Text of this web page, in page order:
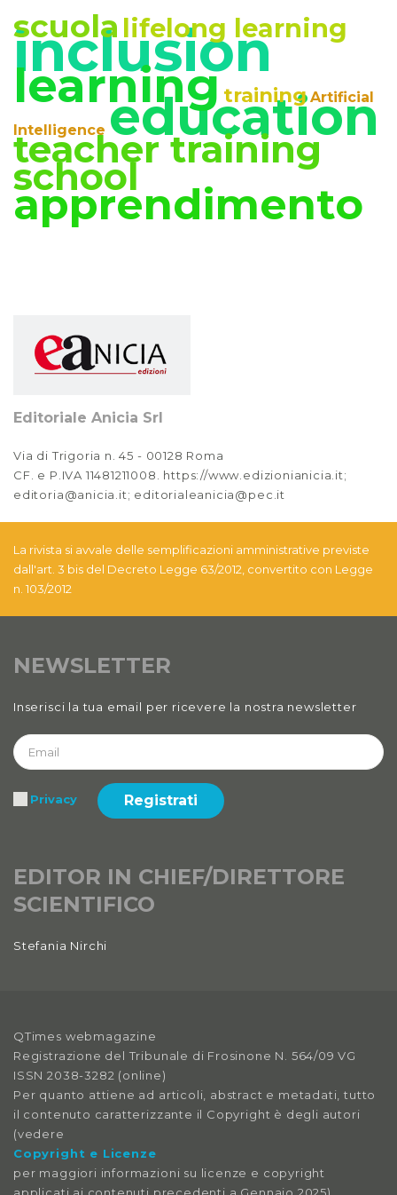
scuola lifelong learning
inclusion
learningtraining Artificial
Intelligence education
teacher training
school
apprendimento
Editoriale Anicia Srl
Via di Trigoria n. 45 - 00128 Roma
CF. e P.IVA 11481211008. https://www.edizionianicia.it;
editoria@anicia.it; editorialeanicia@pec.it
La rivista si avvale delle semplificazioni amministrative previste
dall'art. 3 bis del Decreto Legge 63/2012, convertito con Legge
n. 103/2012
NEWSLETTER
Inserisci la tua email per ricevere la nostra newsletter
Privacy Registrati
EDITOR IN CHIEF/DIRETTORE
SCIENTIFICO
Stefania Nirchi
QTimes webmagazine
Registrazione del Tribunale di Frosinone N. 564/09 VG
ISSN 2038-3282 (online)
Per quanto attiene ad articoli, abstract e metadati, tutto
il contenuto caratterizzante il Copyright è degli autori
(vedere
Copyright e Licenze
per maggiori informazioni su licenze e copyright